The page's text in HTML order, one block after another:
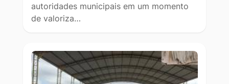
autoridades municipais em um momento
de valoriza…